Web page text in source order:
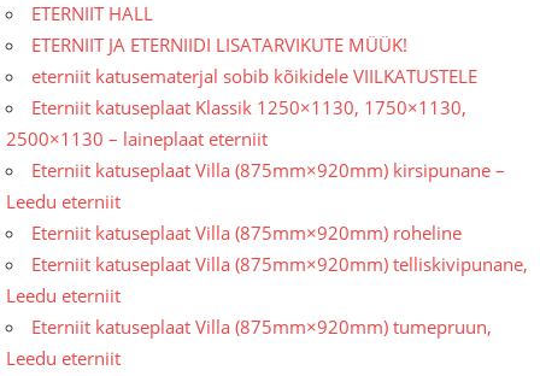
ETERNIIT HALL
ETERNIIT JA ETERNIIDI LISATARVIKUTE MÜÜK!
eterniit katusematerjal sobib kõikidele VIILKATUSTELE
Eterniit katuseplaat Klassik 1250×1130, 1750×1130,
2500×1130 – laineplaat eterniit
Eterniit katuseplaat Villa (875mm×920mm) kirsipunane –
Leedu eterniit
Eterniit katuseplaat Villa (875mm×920mm) roheline
Eterniit katuseplaat Villa (875mm×920mm) telliskivipunane,
Leedu eterniit
Eterniit katuseplaat Villa (875mm×920mm) tumepruun,
Leedu eterniit